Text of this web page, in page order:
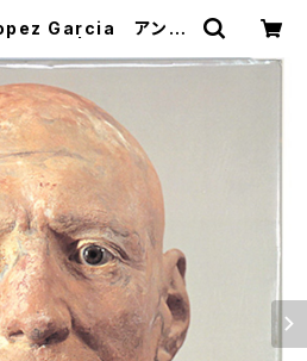
Garcia アント
グス・ショップ